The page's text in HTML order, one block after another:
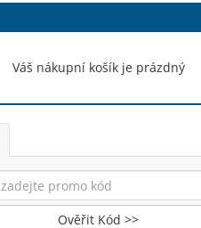
Váš nákupní košík je prázdný
Ověřit Kód >>